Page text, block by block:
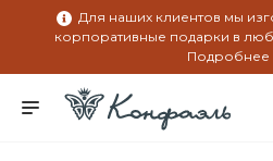
Для наших клиентов мы
корпоративные подарки в
Подробнее